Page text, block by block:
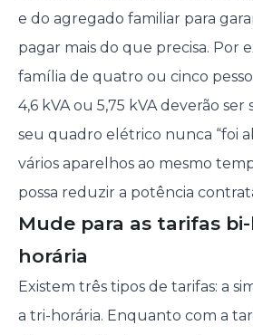
e do agregado familiar para
pagar mais do que precisa. Por
família de quatro ou cinco
4,6 kVA ou 5,75 kVA deverão ser
seu quadro elétrico nunca “foi
vários aparelhos ao mesmo
possa reduzir a potência
Mude para as tarifas
horária
Existem três tipos de tarifas: a
a tri-horária. Enquanto com a